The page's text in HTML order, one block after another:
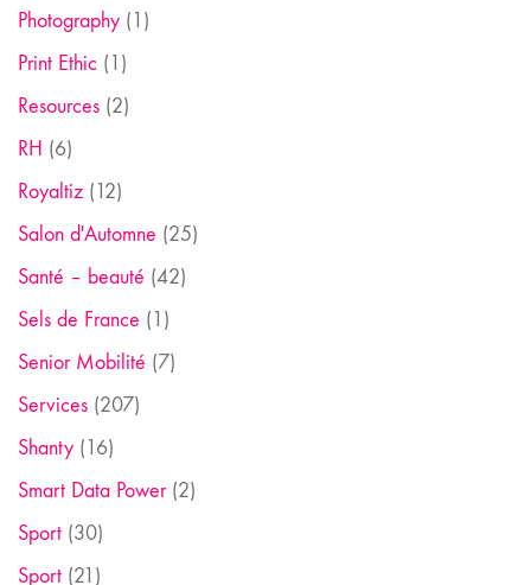
Photography (1)
Print Ethic (1)
Resources (2)
RH (6)
Royaltiz (12)
Salon d'Automne (25)
Santé – beauté (42)
Sels de France (1)
Senior Mobilité (7)
Services (207)
Shanty (16)
Smart Data Power(2)
Sport (30)
Sport (21)